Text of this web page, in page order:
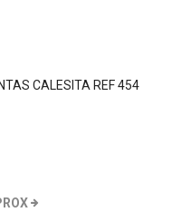
CALESITA REF 454